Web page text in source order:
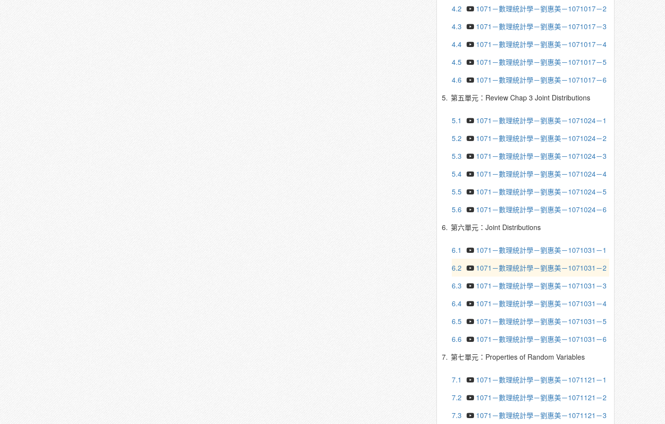
4.2
1071－數理統計學－劉惠美－1071017－2
4.3
1071－數理統計學－劉惠美－1071017－3
4.4
1071－數理統計學－劉惠美－1071017－4
4.5
1071－數理統計學－劉惠美－1071017－5
4.6
1071－數理統計學－劉惠美－1071017－6
5. 第五單元：Review Chap 3 Joint Distributions
5.1
1071－數理統計學－劉惠美－1071024－1
5.2
1071－數理統計學－劉惠美－1071024－2
5.3
1071－數理統計學－劉惠美－1071024－3
5.4
1071－數理統計學－劉惠美－1071024－4
5.5
1071－數理統計學－劉惠美－1071024－5
5.6
1071－數理統計學－劉惠美－1071024－6
6. 第六單元：Joint Distributions
6.1
1071－數理統計學－劉惠美－1071031－1
6.2
1071－數理統計學－劉惠美－1071031－2
6.3
1071－數理統計學－劉惠美－1071031－3
6.4
1071－數理統計學－劉惠美－1071031－4
6.5
1071－數理統計學－劉惠美－1071031－5
6.6
1071－數理統計學－劉惠美－1071031－6
7. 第七單元：Properties of Random Variables
7.1
1071－數理統計學－劉惠美－1071121－1
7.2
1071－數理統計學－劉惠美－1071121－2
7.3
1071－數理統計學－劉惠美－1071121－3